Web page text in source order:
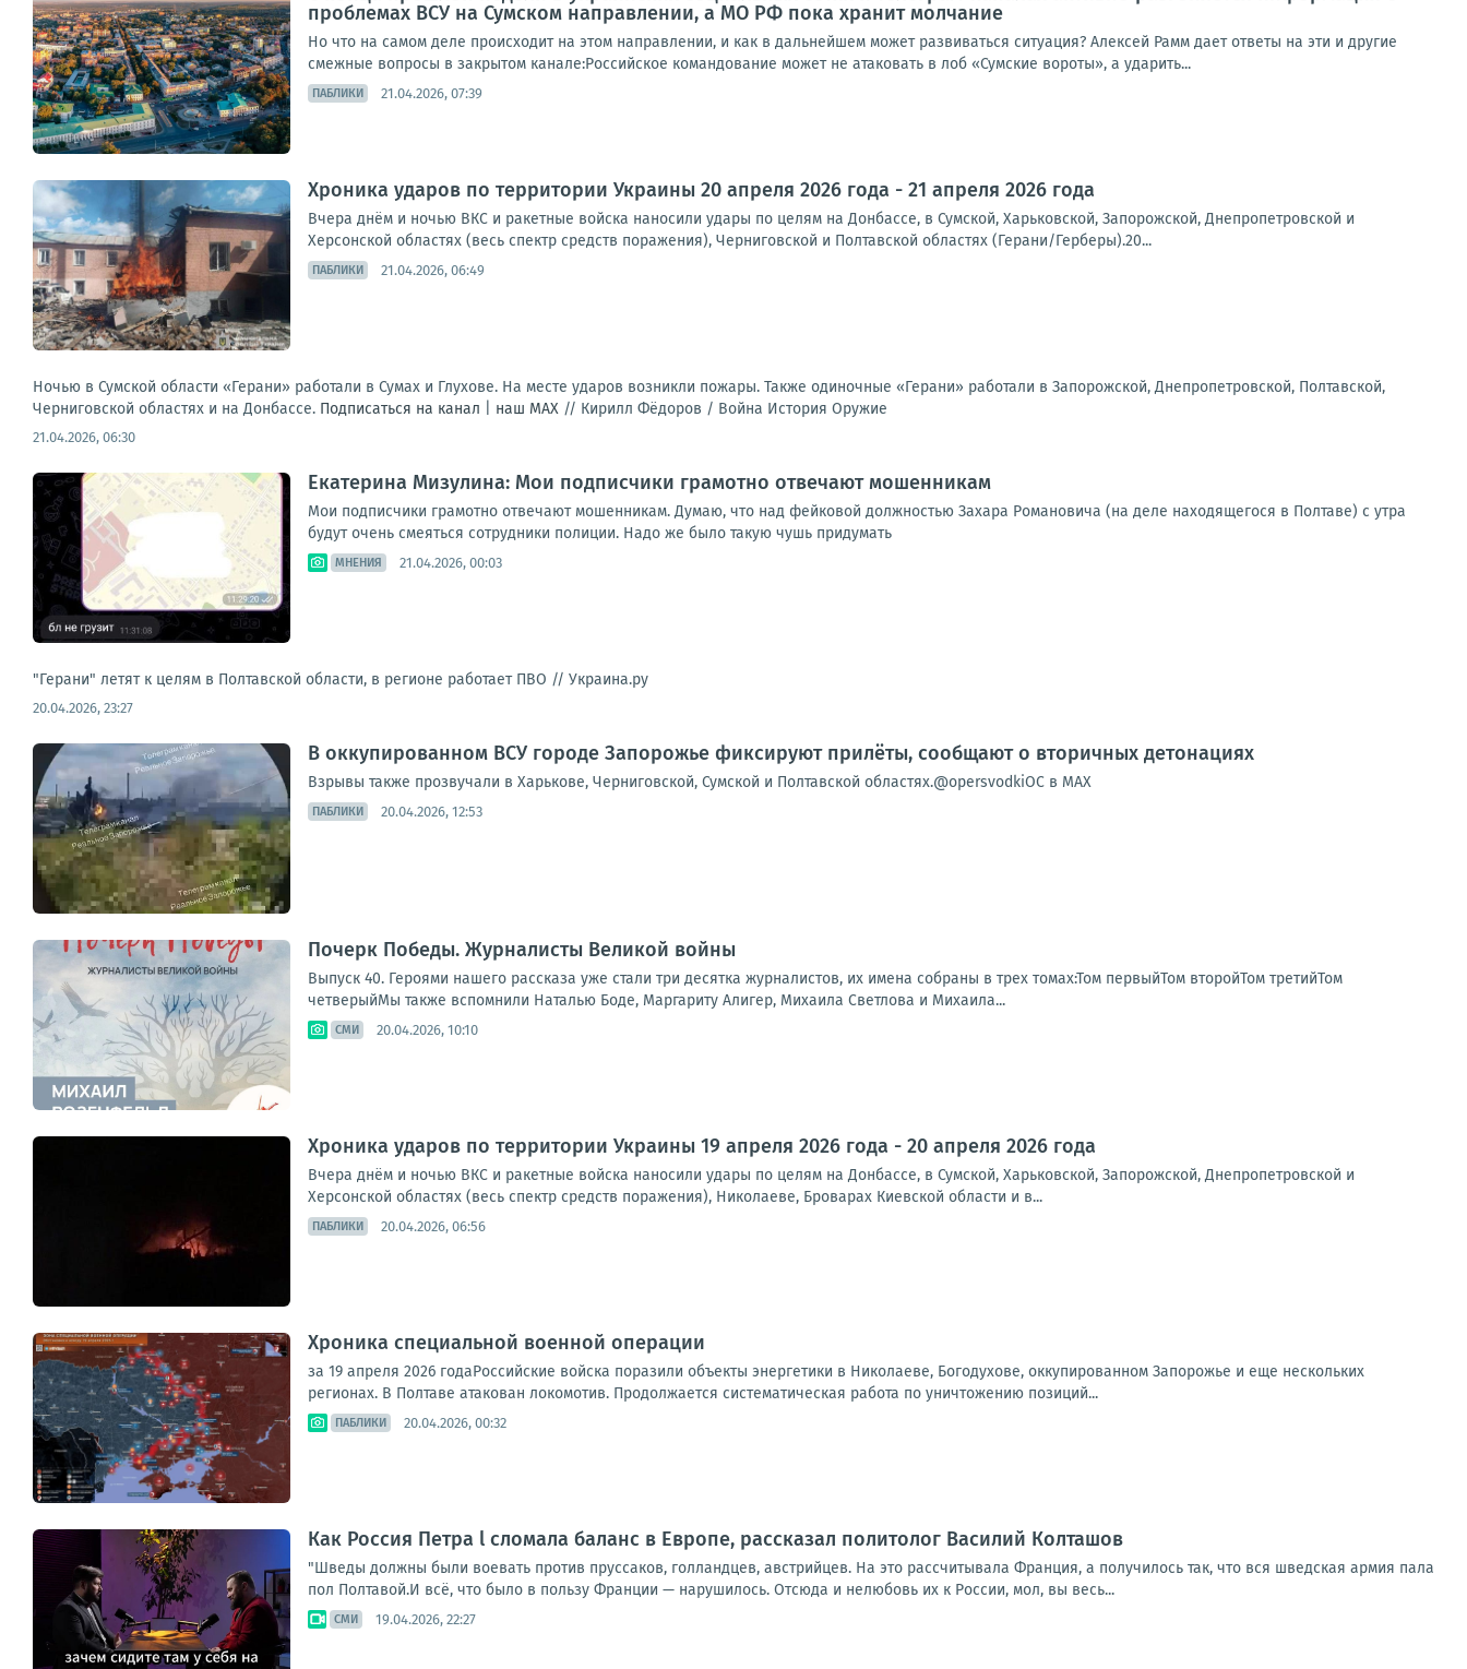
проблемах ВСУ на Сумском направлении, а МО РФ пока хранит молчание
Но что на самом деле происходит на этом направлении, и как в дальнейшем может развиваться ситуация? Алексей Рамм дает ответы на эти и другие
смежные вопросы в закрытом канале:Российское командование может не атаковать в лоб «Сумские вороты», а ударить...
ПАБЛИКИ 21.04.2026, 07:39
Хроника ударов по территории Украины 20 апреля 2026 года - 21 апреля 2026 года
Вчера днём и ночью ВКС и ракетные войска наносили удары по целям на Донбассе, в Сумской, Харьковской, Запорожской, Днепропетровской и
Херсонской областях (весь спектр средств поражения), Черниговской и Полтавской областях (Герани/Герберы).20...
ПАБЛИКИ 21.04.2026, 06:49
Ночью в Сумской области «Герани» работали в Сумах и Глухове. На месте ударов возникли пожары. Также одиночные «Герани» работали в Запорожской, Днепропетровской, Полтавской,
Черниговской областях и на Донбассе. Подписаться на канал наш МАХ // Кирилл Фёдоров / Война История Оружие
21.04.2026, 06:30
Екатерина Мизулина: Мои подписчики грамотно отвечают мошенникам
Мои подписчики грамотно отвечают мошенникам. Думаю, что над фейковой должностью Захара Романовича (на деле находящегося в Полтаве) с утра
будут очень смеяться сотрудники полиции. Надо же было такую чушь придумать
МНЕНИЯ 21.04.2026, 00:03
"Герани" летят к целям в Полтавской области, в регионе работает ПВО // Украина.ру
20.04.2026, 23:27
В оккупированном ВСУ городе Запорожье фиксируют прилёты, сообщают о вторичных детонациях
Взрывы также прозвучали в Харькове, Черниговской, Сумской и Полтавской областях.@opersvodkiОС в MAX
ПАБЛИКИ 20.04.2026, 12:53
Почерк Победы. Журналисты Великой войны
Выпуск 40. Героями нашего рассказа уже стали три десятка журналистов, их имена собраны в трех томах:Том первыйТом второйТом третийТом
четверыйМы также вспомнили Наталью Боде, Маргариту Алигер, Михаила Светлова и Михаила...
СМИ 20.04.2026, 10:10
Хроника ударов по территории Украины 19 апреля 2026 года - 20 апреля 2026 года
Вчера днём и ночью ВКС и ракетные войска наносили удары по целям на Донбассе, в Сумской, Харьковской, Запорожской, Днепропетровской и
Херсонской областях (весь спектр средств поражения), Николаеве, Броварах Киевской области и в...
ПАБЛИКИ 20.04.2026, 06:56
Хроника специальной военной операции
за 19 апреля 2026 годаРоссийские войска поразили объекты энергетики в Николаеве, Богодухове, оккупированном Запорожье и еще нескольких
регионах. В Полтаве атакован локомотив. Продолжается систематическая работа по уничтожению позиций...
ПАБЛИКИ 20.04.2026, 00:32
Как Россия Петра l сломала баланс в Европе, рассказал политолог Василий Колташов
"Шведы должны были воевать против пруссаков, голландцев, австрийцев. На это рассчитывала Франция, а получилось так, что вся шведская армия пала
пол Полтавой.И всё, что было в пользу Франции — нарушилось. Отсюда и нелюбовь их к России, мол, вы весь...
СМИ 19.04.2026, 22:27